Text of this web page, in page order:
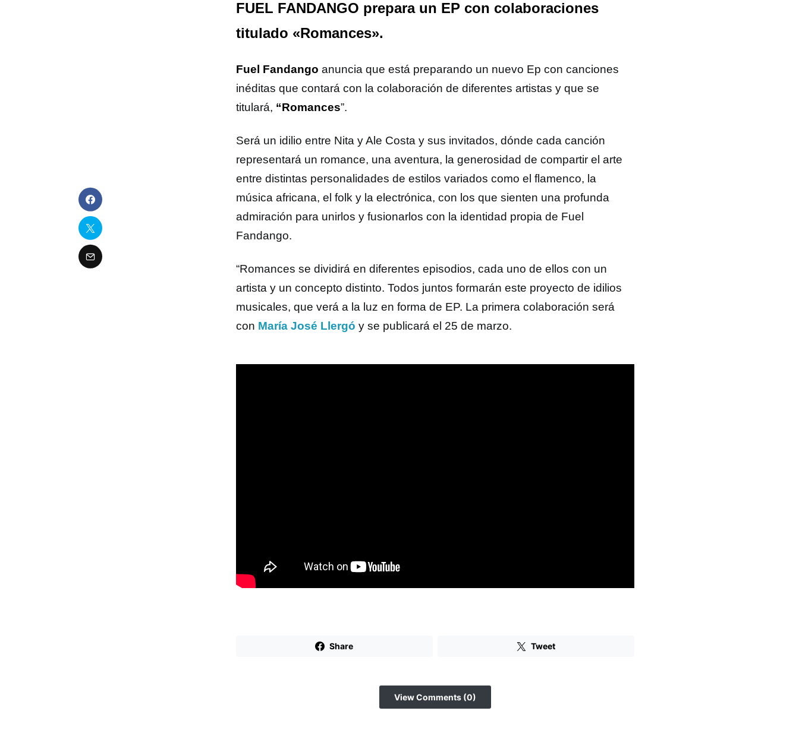
FUEL FANDANGO prepara un EP con colaboraciones
titulado «Romances».
Fuel Fandango anuncia que está preparando un nuevo Ep con canciones
inéditas que contará con la colaboración de diferentes artistas y que se
titulará, “Romances”.
Será un idilio entre Nita y Ale Costa y sus invitados, dónde cada canción
representará un romance, una aventura, la generosidad de compartir el arte
entre distintas personalidades de estilos variados como el flamenco, la
música africana, el folk y la electrónica, con los que sienten una profunda
admiración para unirlos y fusionarlos con la identidad propia de Fuel
Fandango.
“Romances se dividirá en diferentes episodios, cada uno de ellos con un
artista y un concepto distinto. Todos juntos formarán este proyecto de idilios
musicales, que verá a la luz en forma de EP. La primera colaboración será
con María José Llergó y se publicará el 25 de marzo.
Share Tweet
View Comments (0)